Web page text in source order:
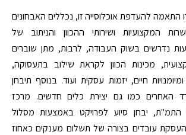
התאמה להעדפת אוכלוסייה זו, נכללים האבחונים
המקצועיות ושירותי ההכוון והניתוב של
נדרשים בשוק העבודה, לרבות, מתן שוברים
מכינות הכוון לקראת שילוב בתעסוקה,
חיים, יזמות עסקית ועוד. בנוסף תיבחן
האחרים כמו גם יצירת כלים חדשים. מרכז
יבחן סיוע לפרויקט באמצעות מסלול
העסקת עובדים בצורה של תשלום מענקים כאחוז